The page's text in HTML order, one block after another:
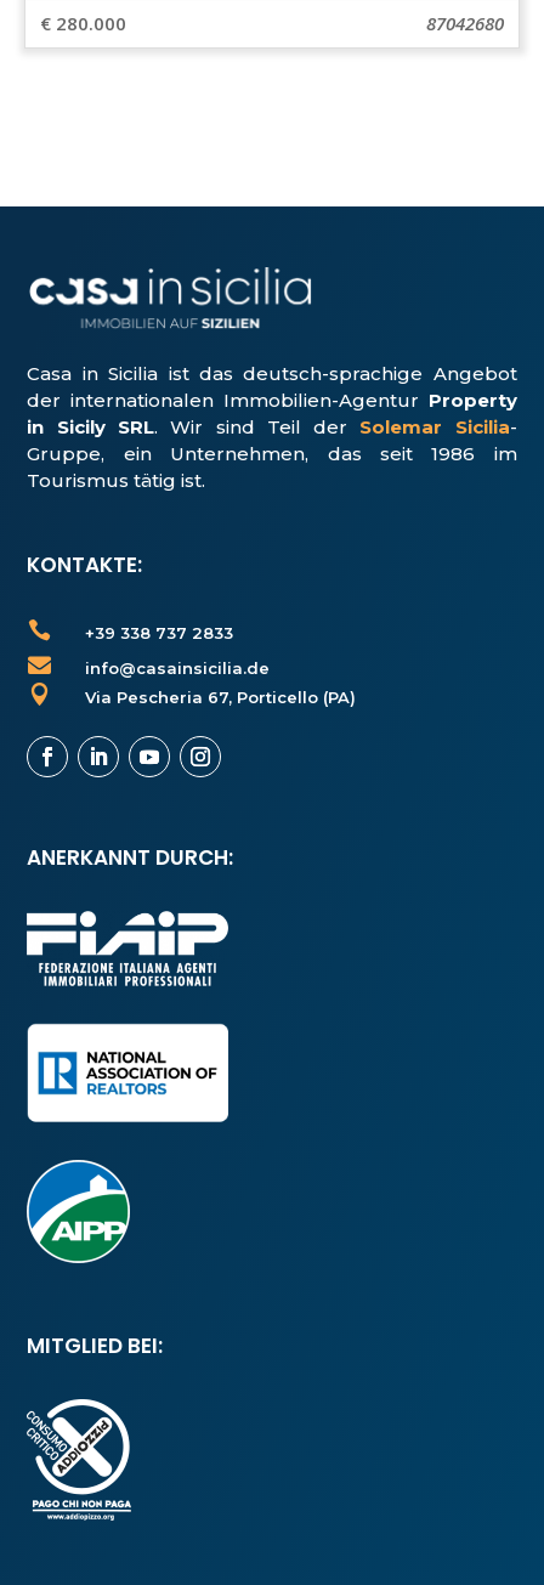
€ 280.000 87042680
Casa in Sicilia ist das deutsch-sprachige Angebot
der internationalen Immobilien-Agentur Property
in Sicily SRL. Wir sind Teil der Solemar Sicilia-
Gruppe, ein Unter­nehmen, das seit 1986 im
Tourismus tätig ist.
KONTAKTE:
 +39 338 737 2833
 info@casainsicilia.de
 Via Pescheria 67, Porticello (PA)
ANERKANNT DURCH:
MITGLIED BEI: